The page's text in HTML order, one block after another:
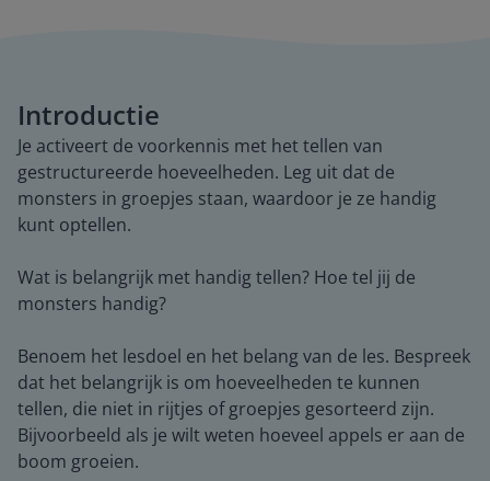
Introductie
Je activeert de voorkennis met het tellen van
gestructureerde hoeveelheden. Leg uit dat de
monsters in groepjes staan, waardoor je ze handig
kunt optellen.
Wat is belangrijk met handig tellen? Hoe tel jij de
monsters handig?
Benoem het lesdoel en het belang van de les. Bespreek
dat het belangrijk is om hoeveelheden te kunnen
tellen, die niet in rijtjes of groepjes gesorteerd zijn.
Bijvoorbeeld als je wilt weten hoeveel appels er aan de
boom groeien.